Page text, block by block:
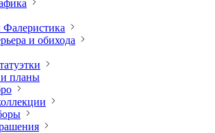
и обихода
планы